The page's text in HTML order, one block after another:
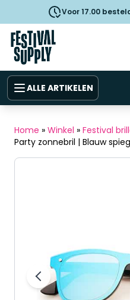
Voor 17.00
ALLE ARTIKELEN
Home » Winkel » Festival
Party zonnebril | Blauw